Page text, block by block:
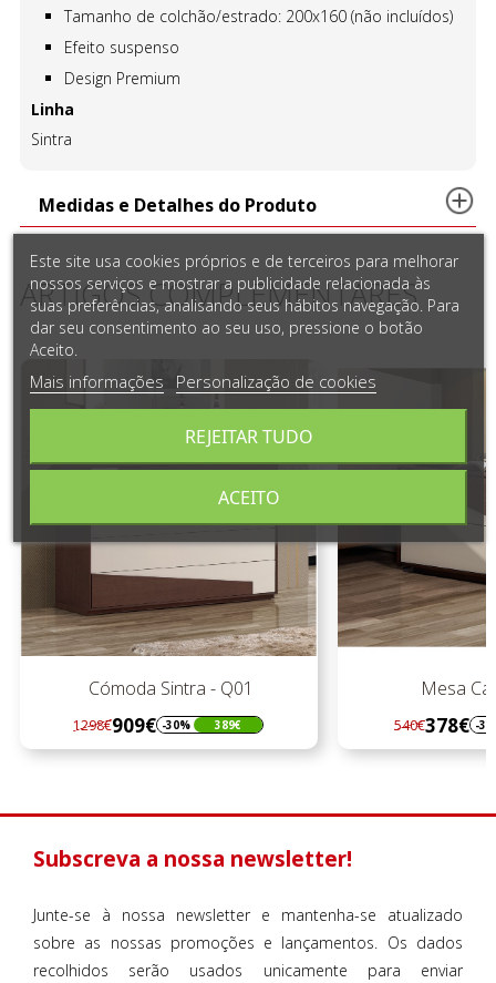
Tamanho de colchão/estrado: 200x160 (não incluídos)
Efeito suspenso
Design Premium
Linha
Sintra
Medidas e Detalhes do Produto
ARTIGOS COMPLEMENTARES
Cómoda Sintra - Q01
Regular
preço
1298€909€
Preço -30% 389€
Mesa Cab.
Regular
preço
378€
Preço -30%
Subscreva a nossa newsletter!
Junte-se à nossa newsletter e mantenha-se atualizado
sobre as nossas promoções e lançamentos. Os dados
recolhidos serão usados unicamente para enviar
Este site usa cookies próprios e de terceiros para melhorar
nossos serviços e mostrar a publicidade relacionada às
suas preferências, analisando seus hábitos navegação. Para
dar seu consentimento ao seu uso, pressione o botão
Aceito.
Mais informações Personalização de cookies
REJEITAR TUDO
ACEITO